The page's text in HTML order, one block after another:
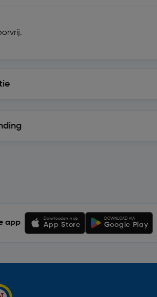
app
Downloaden in de
App Store
DOWNLOAD VIA
Google Play